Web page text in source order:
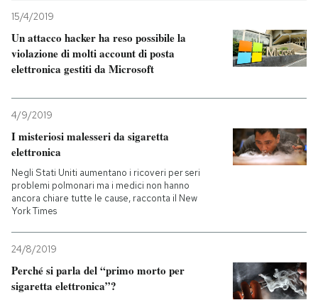
15/4/2019
Un attacco hacker ha reso possibile la
violazione di molti account di posta
elettronica gestiti da Microsoft
4/9/2019
I misteriosi malesseri da sigaretta
elettronica
Negli Stati Uniti aumentano i ricoveri per seri
problemi polmonari ma i medici non hanno
ancora chiare tutte le cause, racconta il New
York Times
24/8/2019
Perché si parla del “primo morto per
sigaretta elettronica”?